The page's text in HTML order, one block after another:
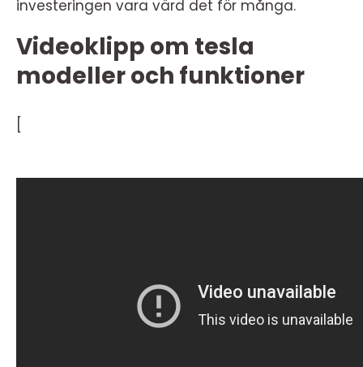
investeringen vara värd det för många.
Videoklipp om tesla
modeller och funktioner